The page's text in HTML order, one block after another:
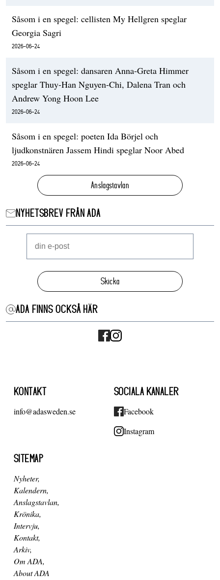
Såsom i en spegel: cellisten My Hellgren speglar
Georgia Sagri
2026-06-24
Såsom i en spegel: dansaren Anna-Greta Himmer
speglar Thuy-Han Nguyen-Chi, Dalena Tran och
Andrew Yong Hoon Lee
2026-06-24
Såsom i en spegel: poeten Ida Börjel och
ljudkonstnären Jassem Hindi speglar Noor Abed
2026-06-24
Anslagstavlan
NYHETSBREV FRÅN ADA
Skicka
ADA FINNS OCKSÅ HÄR
KONTAKT
info@adasweden.se
SOCIALA KANALER
Facebook
Instagram
SITEMAP
Nyheter
Kalendern
Anslagstavlan
Krönika
Intervju
Kontakt
Arkiv
Om ADA
About ADA